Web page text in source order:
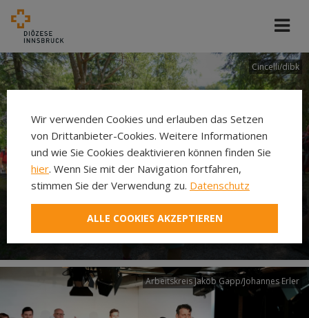
Cincelli/dibk
Neuer Pilgerweg Via
Laudato si’
Arbeitskreis Jakob Gapp/Johannes Erler
Wir verwenden Cookies und erlauben das Setzen
von Drittanbieter-Cookies. Weitere Informationen
und wie Sie Cookies deaktivieren können finden Sie
hier. Wenn Sie mit der Navigation fortfahren,
stimmen Sie der Verwendung zu. Datenschutz
ALLE COOKIES AKZEPTIEREN